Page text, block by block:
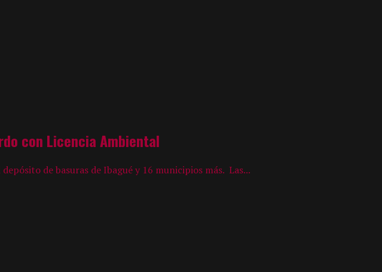
con Licencia Ambiental
de basuras de Ibagué y 16 municipios más. Las...